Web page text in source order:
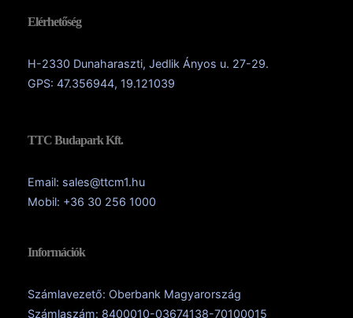
Elérhetőség
H-2330 Dunaharaszti, Jedlik Ányos u. 27-29.
GPS: 47.356944, 19.121039
TTC Budapark Kft.
Email: sales@ttcm1.hu
Mobil: +36 30 256 1000
Információk
Számlavezető: Oberbank Magyarország
Számlaszám: 8400010-03674138-70100015